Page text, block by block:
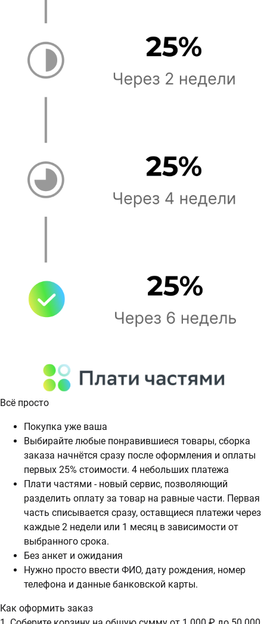
Всё просто
Покупка уже ваша
Выбирайте любые понравившиеся товары, сборка
заказа начнётся сразу после оформления и оплаты
первых 25% стоимости. 4 небольших платежа
Плати частями - новый сервис, позволяющий
разделить оплату за товар на равные части. Первая
часть списывается сразу, оставщиеся платежи через
каждые 2 недели или 1 месяц в зависимости от
выбранного срока.
Без анкет и ожидания
Нужно просто ввести ФИО, дату рождения, номер
телефона и данные банковской карты.
Как оформить заказ